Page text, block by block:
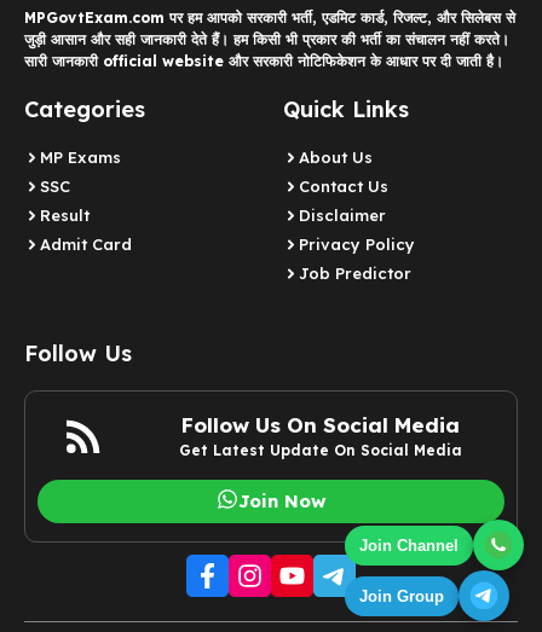
Join Channel
Join Group
MPGovtExam.com पर हम आपको सरकारी भर्ती, एडमिट कार्ड, रिजल्ट, और सिलेबस से
जुड़ी आसान और सही जानकारी देते हैं। हम किसी भी प्रकार की भर्ती का संचालन नहीं करते।
सारी जानकारी official website और सरकारी नोटिफिकेशन के आधार पर दी जाती है।
Categories
MP Exams
SSC
Result
Admit Card
Quick Links
About Us
Contact Us
Disclaimer
Privacy Policy
Job Predictor
Follow Us
Follow Us On Social Media
Get Latest Update On Social Media
Join Now